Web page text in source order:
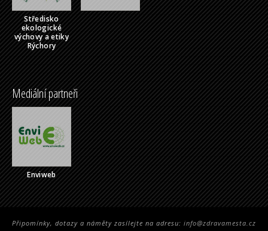
Středisko
ekologické
výchovy a etiky
Rýchory
Mediální partneři
Enviweb
Připomínky, dotazy a náměty zasílejte na adresu: info@zdravamesta.cz